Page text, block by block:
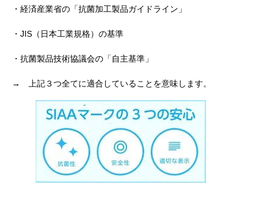
・経済産業省の「抗菌加工製品ガイドライン」
・JIS（日本工業規格）の基準
・抗菌製品技術協議会の「自主基準」
→ 上記３つ全てに適合していることを意味します。